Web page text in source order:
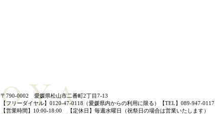
〒790-0002 愛媛県松山市二番町2丁目7-13
【フリーダイヤル】0120-47-0118 （愛媛県内からの利用に限る）
【TEL】089-947-0117
【営業時間】10:00-18:00 【定休日】毎週水曜日（祝祭日の場合は営業いたします）